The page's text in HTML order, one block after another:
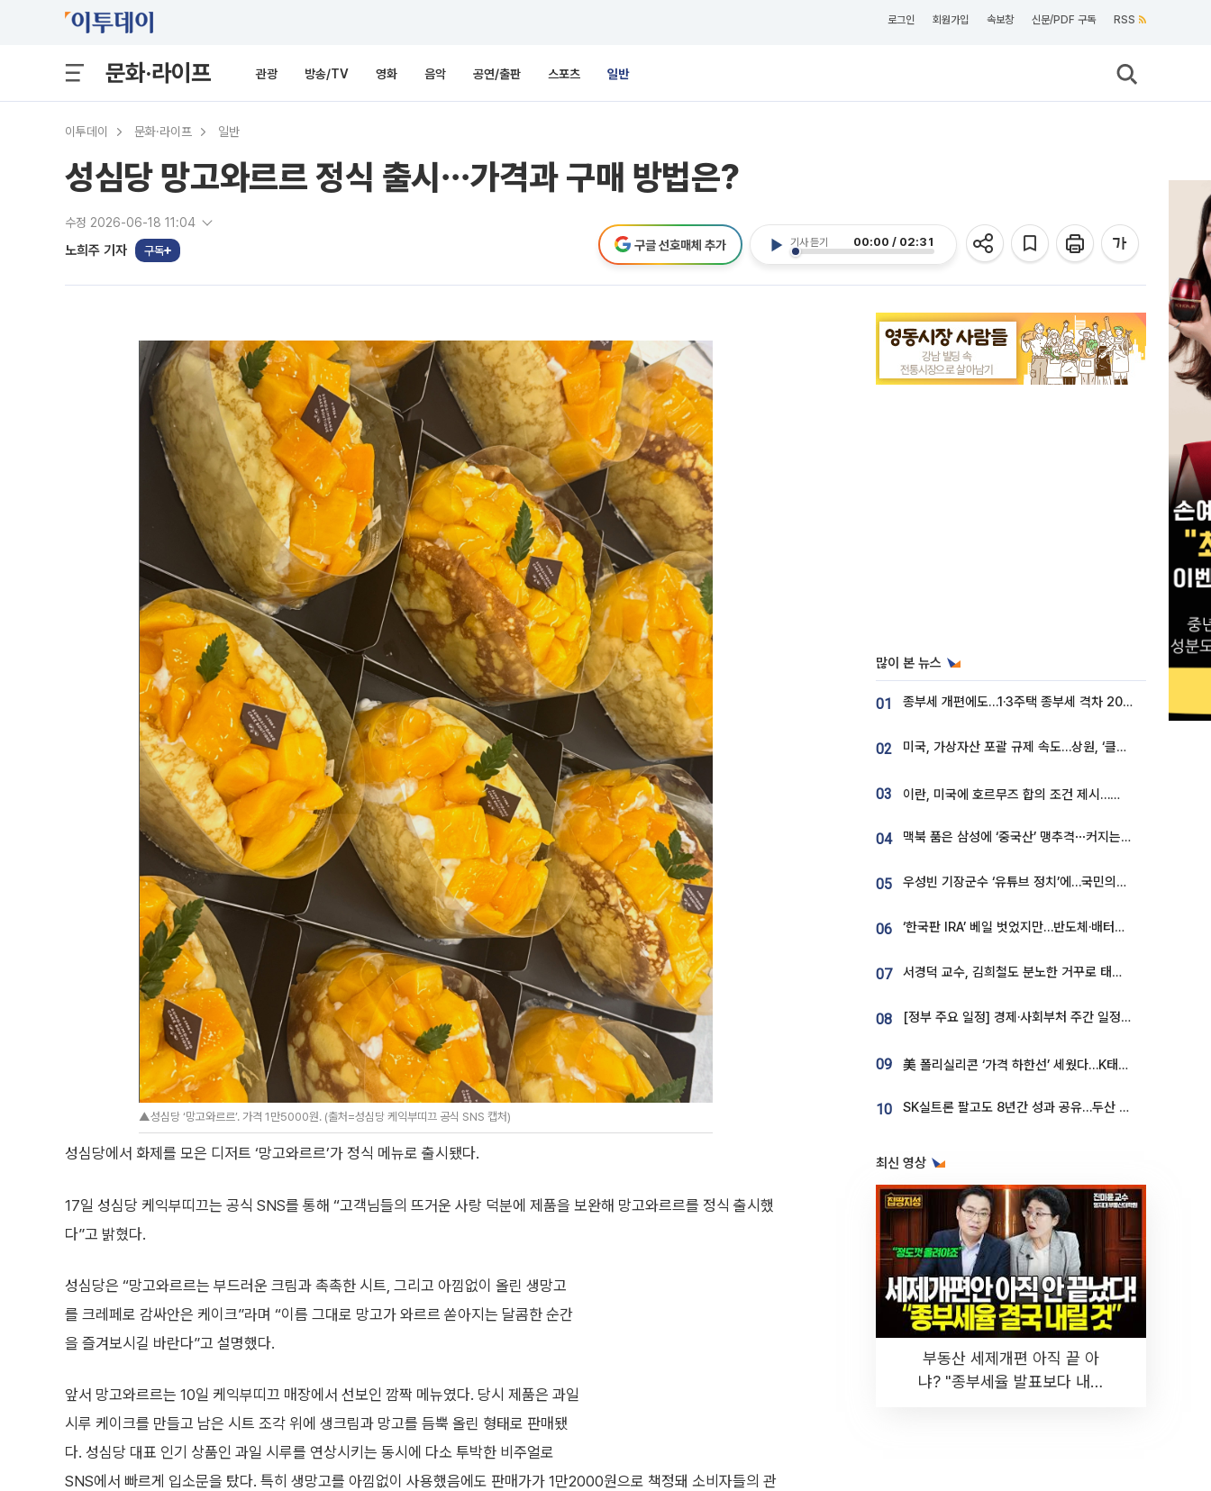
로그인 회원가입 속보창 신문/PDF 구독 RSS
문화·라이프 관광 방송/TV 영화 음악 공연/출판 스포츠 일반
이투데이 문화·라이프 일반
성심당 망고와르르 정식 출시⋯가격과 구매 방법은?
수정 2026-06-18 11:04
노희주 기자 구독
기사 듣기 00:00 / 02:31
구글 선호매체 추가
▲성심당 ‘망고와르르’. 가격 1만5000원. (출처=성심당 케익부띠끄 공식 SNS 캡처)
성심당에서 화제를 모은 디저트 ‘망고와르르’가 정식 메뉴로 출시됐다.
17일 성심당 케익부띠끄는 공식 SNS를 통해 “고객님들의 뜨거운 사랑 덕분에 제품을 보완해 망고와르르를 정식 출시했
다”고 밝혔다.
성심당은 “망고와르르는 부드러운 크림과 촉촉한 시트, 그리고 아낌없이 올린 생망고
를 크레페로 감싸안은 케이크”라며 “이름 그대로 망고가 와르르 쏟아지는 달콤한 순간
을 즐겨보시길 바란다”고 설명했다.
앞서 망고와르르는 10일 케익부띠끄 매장에서 선보인 깜짝 메뉴였다. 당시 제품은 과일
시루 케이크를 만들고 남은 시트 조각 위에 생크림과 망고를 듬뿍 올린 형태로 판매됐
다. 성심당 대표 인기 상품인 과일 시루를 연상시키는 동시에 다소 투박한 비주얼로
SNS에서 빠르게 입소문을 탔다. 특히 생망고를 아낌없이 사용했음에도 판매가가 1만2000원으로 책정돼 소비자들의 관
많이 본 뉴스
01 종부세 개편에도…1·3주택 종부세 격차 2028년부터 확대
02 미국, 가상자산 포괄 규제 속도…상원, ‘클래리티법’ 9월 절차투표 추진
03 이란, 미국에 호르무즈 합의 조건 제시…美 “경기 아직 안 끝나” [종합]
04 맥북 품은 삼성에 ‘중국산’ 맹추격⋯커지는 노트북 OLED 시장
05 우성빈 기장군수 ‘유튜브 정치’에…국민의힘 군의원들 집단 반발
06 ‘한국판 IRA’ 베일 벗었지만…반도체·배터리 업계 “시행령이 관건”
07 서경덕 교수, 김희철도 분노한 거꾸로 태극기⋯"엉터리는 아냐, 아쉬울 뿐"
08 [정부 주요 일정] 경제·사회부처 주간 일정 (8월 10일 ~ 8월 14일)
09 美 폴리실리콘 ‘가격 하한선’ 세웠다…K태양광 수혜 기대
10 SK실트론 팔고도 8년간 성과 공유…두산 인수대금 2.3조가 끝 아냐
최신 영상
부동산 세제개편 아직 끝 아
냐? "종부세율 발표보다 내릴